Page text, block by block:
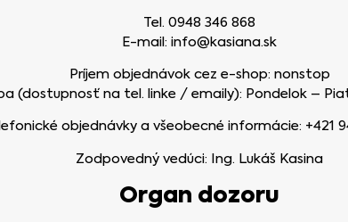
Tel. 0948 346 868
E-mail: info@kasiana.sk
Príjem objednávok cez e-shop: nonstop
(dostupnosť na tel. linke / emaily): Pondelok –
objednávky a všeobecné informácie: +421
Zodpovedný vedúci: Ing. Lukáš Kasina
Organ dozoru